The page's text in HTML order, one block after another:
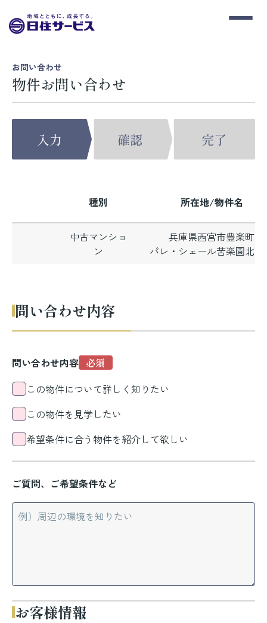
お問い合わせ
物件お問い合わせ
種別 所在地/物件名
中古マンショ
ン
兵庫県西宮市豊楽町
パレ・シェール苦楽園北夙
問い合わせ内容
問い合わせ内容
この物件について詳しく知りたい
この物件を見学したい
希望条件に合う物件を紹介して欲しい
ご質問、ご希望条件など
お客様情報